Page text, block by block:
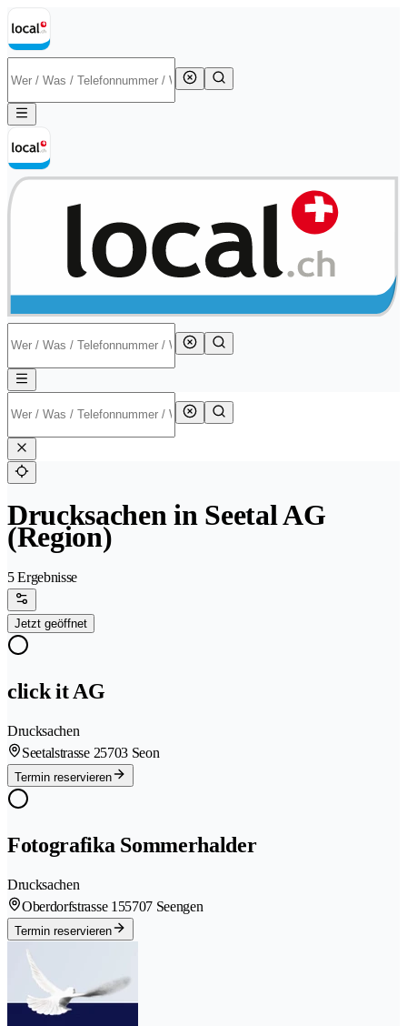
Drucksachen in Seetal AG
(Region)
5 Ergebnisse
Jetzt geöffnet
click it AG
Drucksachen
Seetalstrasse 25703 Seon
Termin reservieren
Fotografika Sommerhalder
Drucksachen
Oberdorfstrasse 155707 Seengen
Termin reservieren